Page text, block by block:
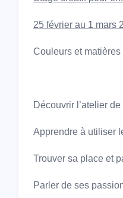
25 février au 1 mars
Couleurs et matières
Découvrir l’atelier
Apprendre à utiliser
Trouver sa place et
Parler de ses